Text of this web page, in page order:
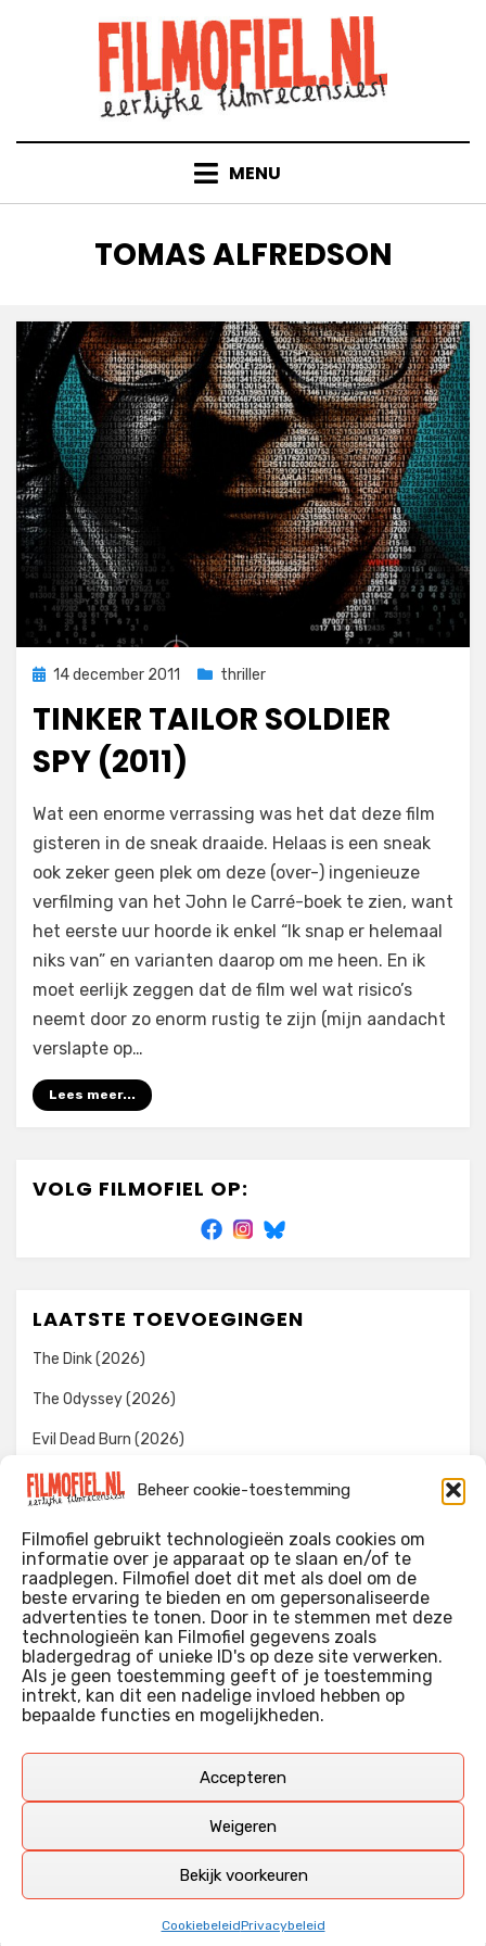
Beheer cookie-toestemming
Filmofiel gebruikt technologieën zoals cookies om
informatie over je apparaat op te slaan en/of te
raadplegen. Filmofiel doet dit met als doel om de
beste ervaring te bieden en om gepersonaliseerde
advertenties te tonen. Door in te stemmen met deze
technologieën kan Filmofiel gegevens zoals
bladergedrag of unieke ID's op deze site verwerken.
Als je geen toestemming geeft of je toestemming
intrekt, kan dit een nadelige invloed hebben op
bepaalde functies en mogelijkheden.
Accepteren
Weigeren
Bekijk voorkeuren
CookiebeleidPrivacybeleid
MENU
TAG
:
TOMAS ALFREDSON
Geplaatst
14 december 2011 thriller
TINKER TAILOR SOLDIER
SPY (2011)
door
2 reacties
Tailor
Soldier
Spy
(2011)
Wat een enorme verrassing was het dat deze film
gisteren in de sneak draaide. Helaas is een sneak
ook zeker geen plek om deze (over-) ingenieuze
verfilming van het John le Carré-boek te zien, want
het eerste uur hoorde ik enkel “Ik snap er helemaal
niks van” en varianten daarop om me heen. En ik
moet eerlijk zeggen dat de film wel wat risico’s
neemt door zo enorm rustig te zijn (mijn aandacht
verslapte op…
Lees meer...
VOLG FILMOFIEL OP:
LAATSTE TOEVOEGINGEN
The Dink (2026)
The Odyssey (2026)
Evil Dead Burn (2026)
The Invite (2026)
WIE IK BEN…?
Ik ben ooit begonnen met m’n recensies omdat ik zoveel
films keek dat ik af en toe niet meer wist welke ik nu wel of
niet gezien had. Ik ben een filmliefhebber, heb als hobby nog
erg lang in een videotheek gewerkt, en heb als coproducent
Deze recensies zijn dan ook vooral vrij pretentieloze
aangevuld met een groeiende kennis over de kunde én de
kunst van het maken van film.